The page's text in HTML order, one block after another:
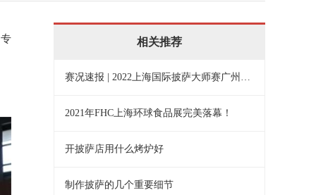
相关推荐
赛况速报 | 2022上海国际披萨大师赛广州赛
区圆满结束
2021年FHC上海环球食品展完美落幕！
开披萨店用什么烤炉好
制作披萨的几个重要细节